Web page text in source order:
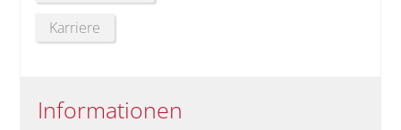
Karriere
Informationen